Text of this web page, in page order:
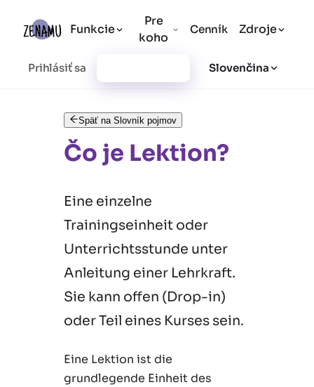
Funkcie
Pre
koho
Cenník Zdroje
Prihlásiť sa Slovenčina
Späť na Slovník pojmov
Čo je Lektion?
Eine einzelne
Trainingseinheit oder
Unterrichtsstunde unter
Anleitung einer Lehrkraft.
Sie kann offen (Drop-in)
oder Teil eines Kurses sein.
Eine Lektion ist die
grundlegende Einheit des